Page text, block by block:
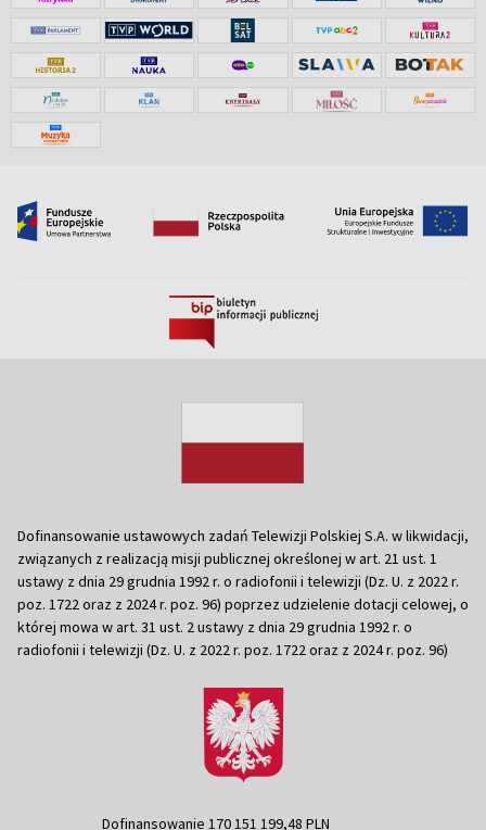
Dofinansowanie ustawowych zadań Telewizji Polskiej S.A. w likwidacji,
związanych z realizacją misji publicznej określonej w art. 21 ust. 1
ustawy z dnia 29 grudnia 1992 r. o radiofonii i telewizji (Dz. U. z 2022 r.
poz. 1722 oraz z 2024 r. poz. 96) poprzez udzielenie dotacji celowej, o
której mowa w art. 31 ust. 2 ustawy z dnia 29 grudnia 1992 r. o
radiofonii i telewizji (Dz. U. z 2022 r. poz. 1722 oraz z 2024 r. poz. 96)
Dofinansowanie 170 151 199,48 PLN